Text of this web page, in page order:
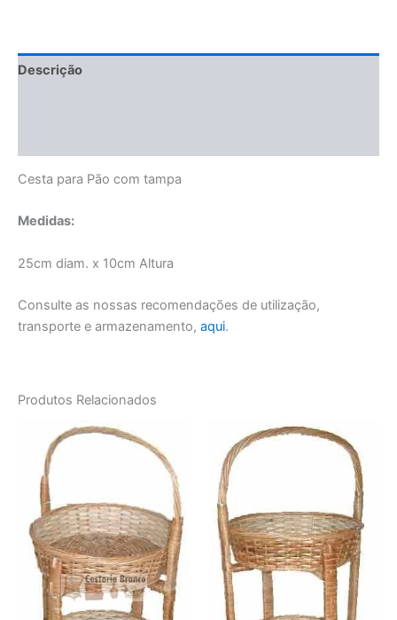
Descrição
Cesta para Pão com tampa
Medidas:
25cm diam. x 10cm Altura
Consulte as nossas recomendações de utilização,
transporte e armazenamento, aqui.
Produtos Relacionados